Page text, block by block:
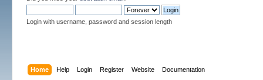
Login with username, password and session length
Home Help Login Register Website Documentation